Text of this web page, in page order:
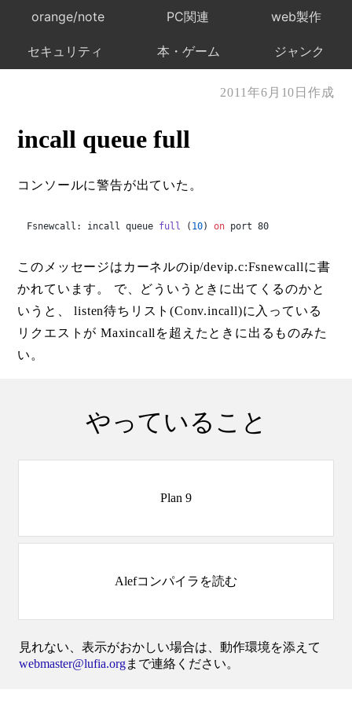
orange/note PC関連 web製作
セキュリティ 本・ゲーム ジャンク
2011年6月10日作成
incall queue full
コンソールに警告が出ていた。
Fsnewcall: incall queue full ( 10) on port 80
このメッセージはカーネルのip/devip.c:Fsnewcallに書
かれています。 で、どういうときに出てくるのかと
いうと、 listen待ちリスト(Conv.incall)に入っている
リクエストが Maxincallを超えたときに出るものみた
い。
やっていること
Plan 9
Alefコンパイラを読む
見れない、表示がおかしい場合は、動作環境を添えて
webmaster@lufia.orgまで連絡ください。